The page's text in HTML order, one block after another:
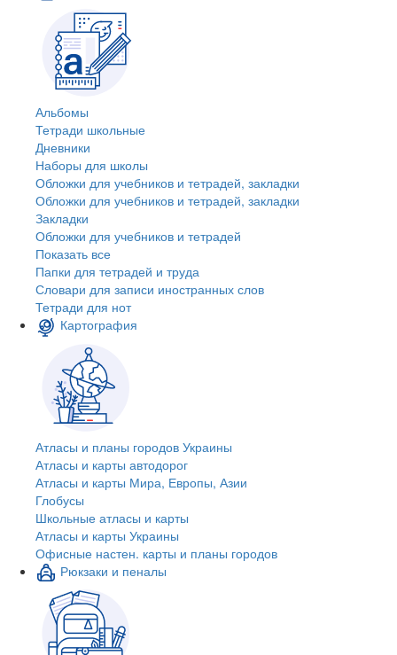
Альбомы
Тетради школьные
Дневники
Наборы для школы
Обложки для учебников и тетрадей, закладки
Обложки для учебников и тетрадей, закладки
Закладки
Обложки для учебников и тетрадей
Показать все
Папки для тетрадей и труда
Словари для записи иностранных слов
Тетради для нот
Картография
Атласы и планы городов Украины
Атласы и карты автодорог
Атласы и карты Мира, Европы, Азии
Глобусы
Школьные атласы и карты
Атласы и карты Украины
Офисные настен. карты и планы городов
Рюкзаки и пеналы